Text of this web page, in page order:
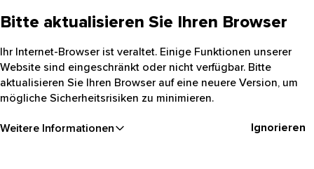
Bitte aktualisieren Sie Ihren Browser
Ihr Internet-Browser ist veraltet. Einige Funktionen unserer
Website sind eingeschränkt oder nicht verfügbar. Bitte
aktualisieren Sie Ihren Browser auf eine neuere Version, um
mögliche Sicherheitsrisiken zu minimieren.
Weitere Informationen Ignorieren